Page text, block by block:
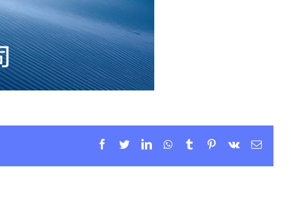
Facebook
TwitterLinkedinWhatsapp
TumblrPinterest
Vk Email